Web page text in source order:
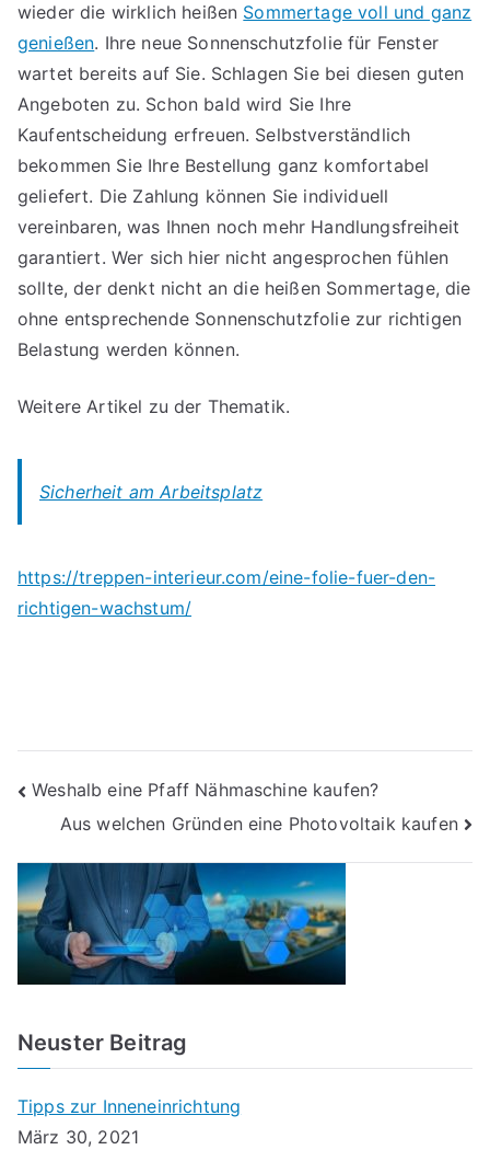
wieder die wirklich heißen Sommertage voll und ganz
genießen. Ihre neue Sonnenschutzfolie für Fenster
wartet bereits auf Sie. Schlagen Sie bei diesen guten
Angeboten zu. Schon bald wird Sie Ihre
Kaufentscheidung erfreuen. Selbstverständlich
bekommen Sie Ihre Bestellung ganz komfortabel
geliefert. Die Zahlung können Sie individuell
vereinbaren, was Ihnen noch mehr Handlungsfreiheit
garantiert. Wer sich hier nicht angesprochen fühlen
sollte, der denkt nicht an die heißen Sommertage, die
ohne entsprechende Sonnenschutzfolie zur richtigen
Belastung werden können.
Weitere Artikel zu der Thematik.
Sicherheit am Arbeitsplatz
https://treppen-interieur.com/eine-folie-fuer-den-
richtigen-wachstum/
Beitragsnavigation
Weshalb eine Pfaff Nähmaschine kaufen?
Aus welchen Gründen eine Photovoltaik kaufen
Neuster Beitrag
Tipps zur Inneneinrichtung
März 30, 2021